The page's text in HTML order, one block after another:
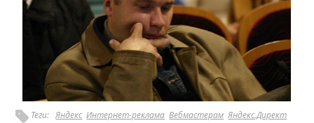
Теги: Яндекс Интернет-реклама Вебмастерам Яндекс.Директ